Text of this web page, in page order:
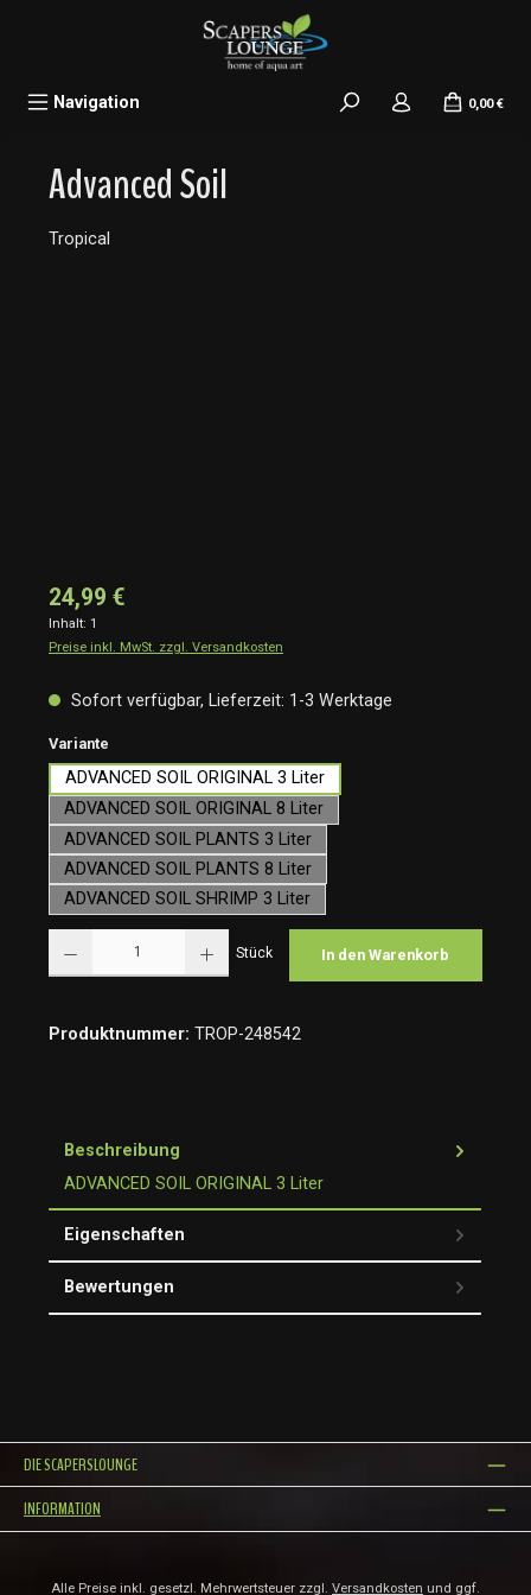
Navigation 0,00 €
Advanced Soil
Tropical
24,99 €
Inhalt: 1
Preise inkl. MwSt. zzgl. Versandkosten
Sofort verfügbar, Lieferzeit: 1-3 Werktage
Variante
ADVANCED SOIL ORIGINAL 3 Liter
ADVANCED SOIL ORIGINAL 8 Liter
ADVANCED SOIL PLANTS 3 Liter
ADVANCED SOIL PLANTS 8 Liter
ADVANCED SOIL SHRIMP 3 Liter
Stück In den Warenkorb
Produktnummer: TROP-248542
Beschreibung
ADVANCED SOIL ORIGINAL 3 Liter
Eigenschaften
Bewertungen
DIE SCAPERSLOUNGE
INFORMATION
Alle Preise inkl. gesetzl. Mehrwertsteuer zzgl. Versandkosten und ggf.